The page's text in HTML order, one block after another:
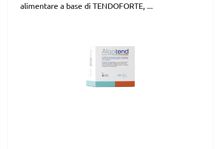
alimentare a base di TENDOFORTE, ...